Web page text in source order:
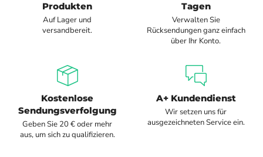
Produkten
Auf Lager und
versandbereit.
Tagen
Verwalten Sie
Rücksendungen ganz einfach
über Ihr Konto.
Kostenlose
Sendungsverfolgung
Geben Sie 20 € oder mehr
aus, um sich zu qualifizieren.
A+ Kundendienst
Wir setzen uns für
ausgezeichneten Service ein.